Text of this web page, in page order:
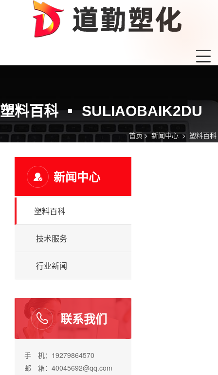
塑料百科 SULIAOBAIK2DU
首页 >新闻中心> 塑料百科
新闻中心
塑料百科
技术服务
行业新闻
联系我们
手 机：19279864570
邮 箱：40045692@qq.com